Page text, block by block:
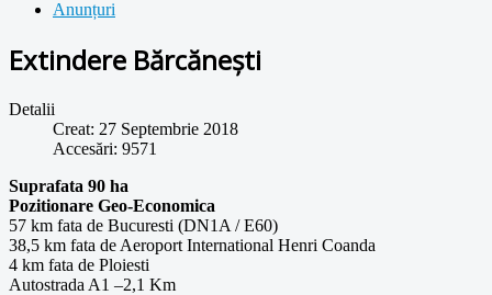
Anunțuri
Extindere Bărcănești
Detalii
Creat: 27 Septembrie 2018
Accesări: 9571
Suprafata 90 ha
Pozitionare Geo-Economica
57 km fata de Bucuresti (DN1A / E60)
38,5 km fata de Aeroport International Henri Coanda
4 km fata de Ploiesti
Autostrada A1 –2,1 Km